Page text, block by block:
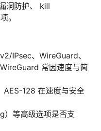
洞防护、 kill
。
IPsec、WireGuard、
常因速度与简
AES-128 在速度与安全
等高级选项是否支